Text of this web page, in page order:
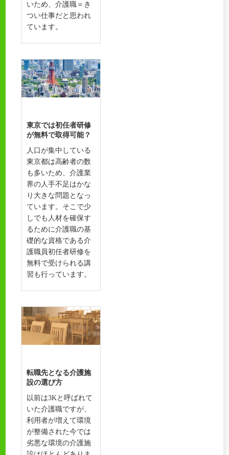
いため、介護職＝き
つい仕事だと思われ
ています。
東京では初任者研修
が無料で取得可能？
人口が集中している
東京都は高齢者の数
も多いため、介護業
界の人手不足はかな
り大きな問題となっ
ています。そこで少
しでも人材を確保す
るために介護職の基
礎的な資格である介
護職員初任者研修を
無料で受けられる講
習も行っています。
転職先となる介護施
設の選び方
以前は3Kと呼ばれて
いた介護職ですが、
利用者が増えて環境
が整備された今では
劣悪な環境の介護施